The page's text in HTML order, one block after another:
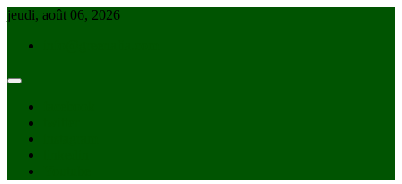
Skip
content
jeudi, août 06, 2026